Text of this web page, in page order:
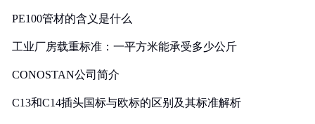
PE100管材的含义是什么
工业厂房载重标准：一平方米能承受多少公斤
CONOSTAN公司简介
C13和C14插头国标与欧标的区别及其标准解析